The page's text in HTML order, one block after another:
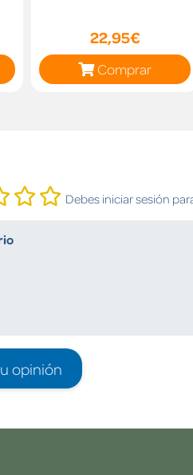
22,95€
Comprar
Debes iniciar sesión
opinión